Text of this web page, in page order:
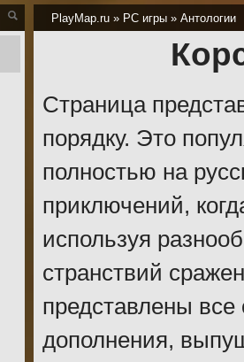
PlayMap.ru » PC игры » Антологии
Страница
порядку. Это
полностью на
приключений,
используя
странствий
представлены
дополнения,